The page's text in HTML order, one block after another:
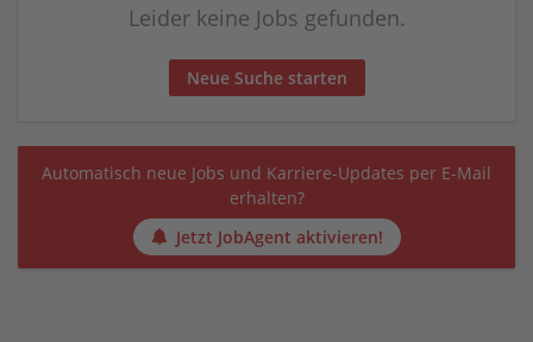
Leider keine Jobs gefunden.
Neue Suche starten
Automatisch neue Jobs und Karriere-Updates per E-Mail
erhalten?
Jetzt JobAgent aktivieren!